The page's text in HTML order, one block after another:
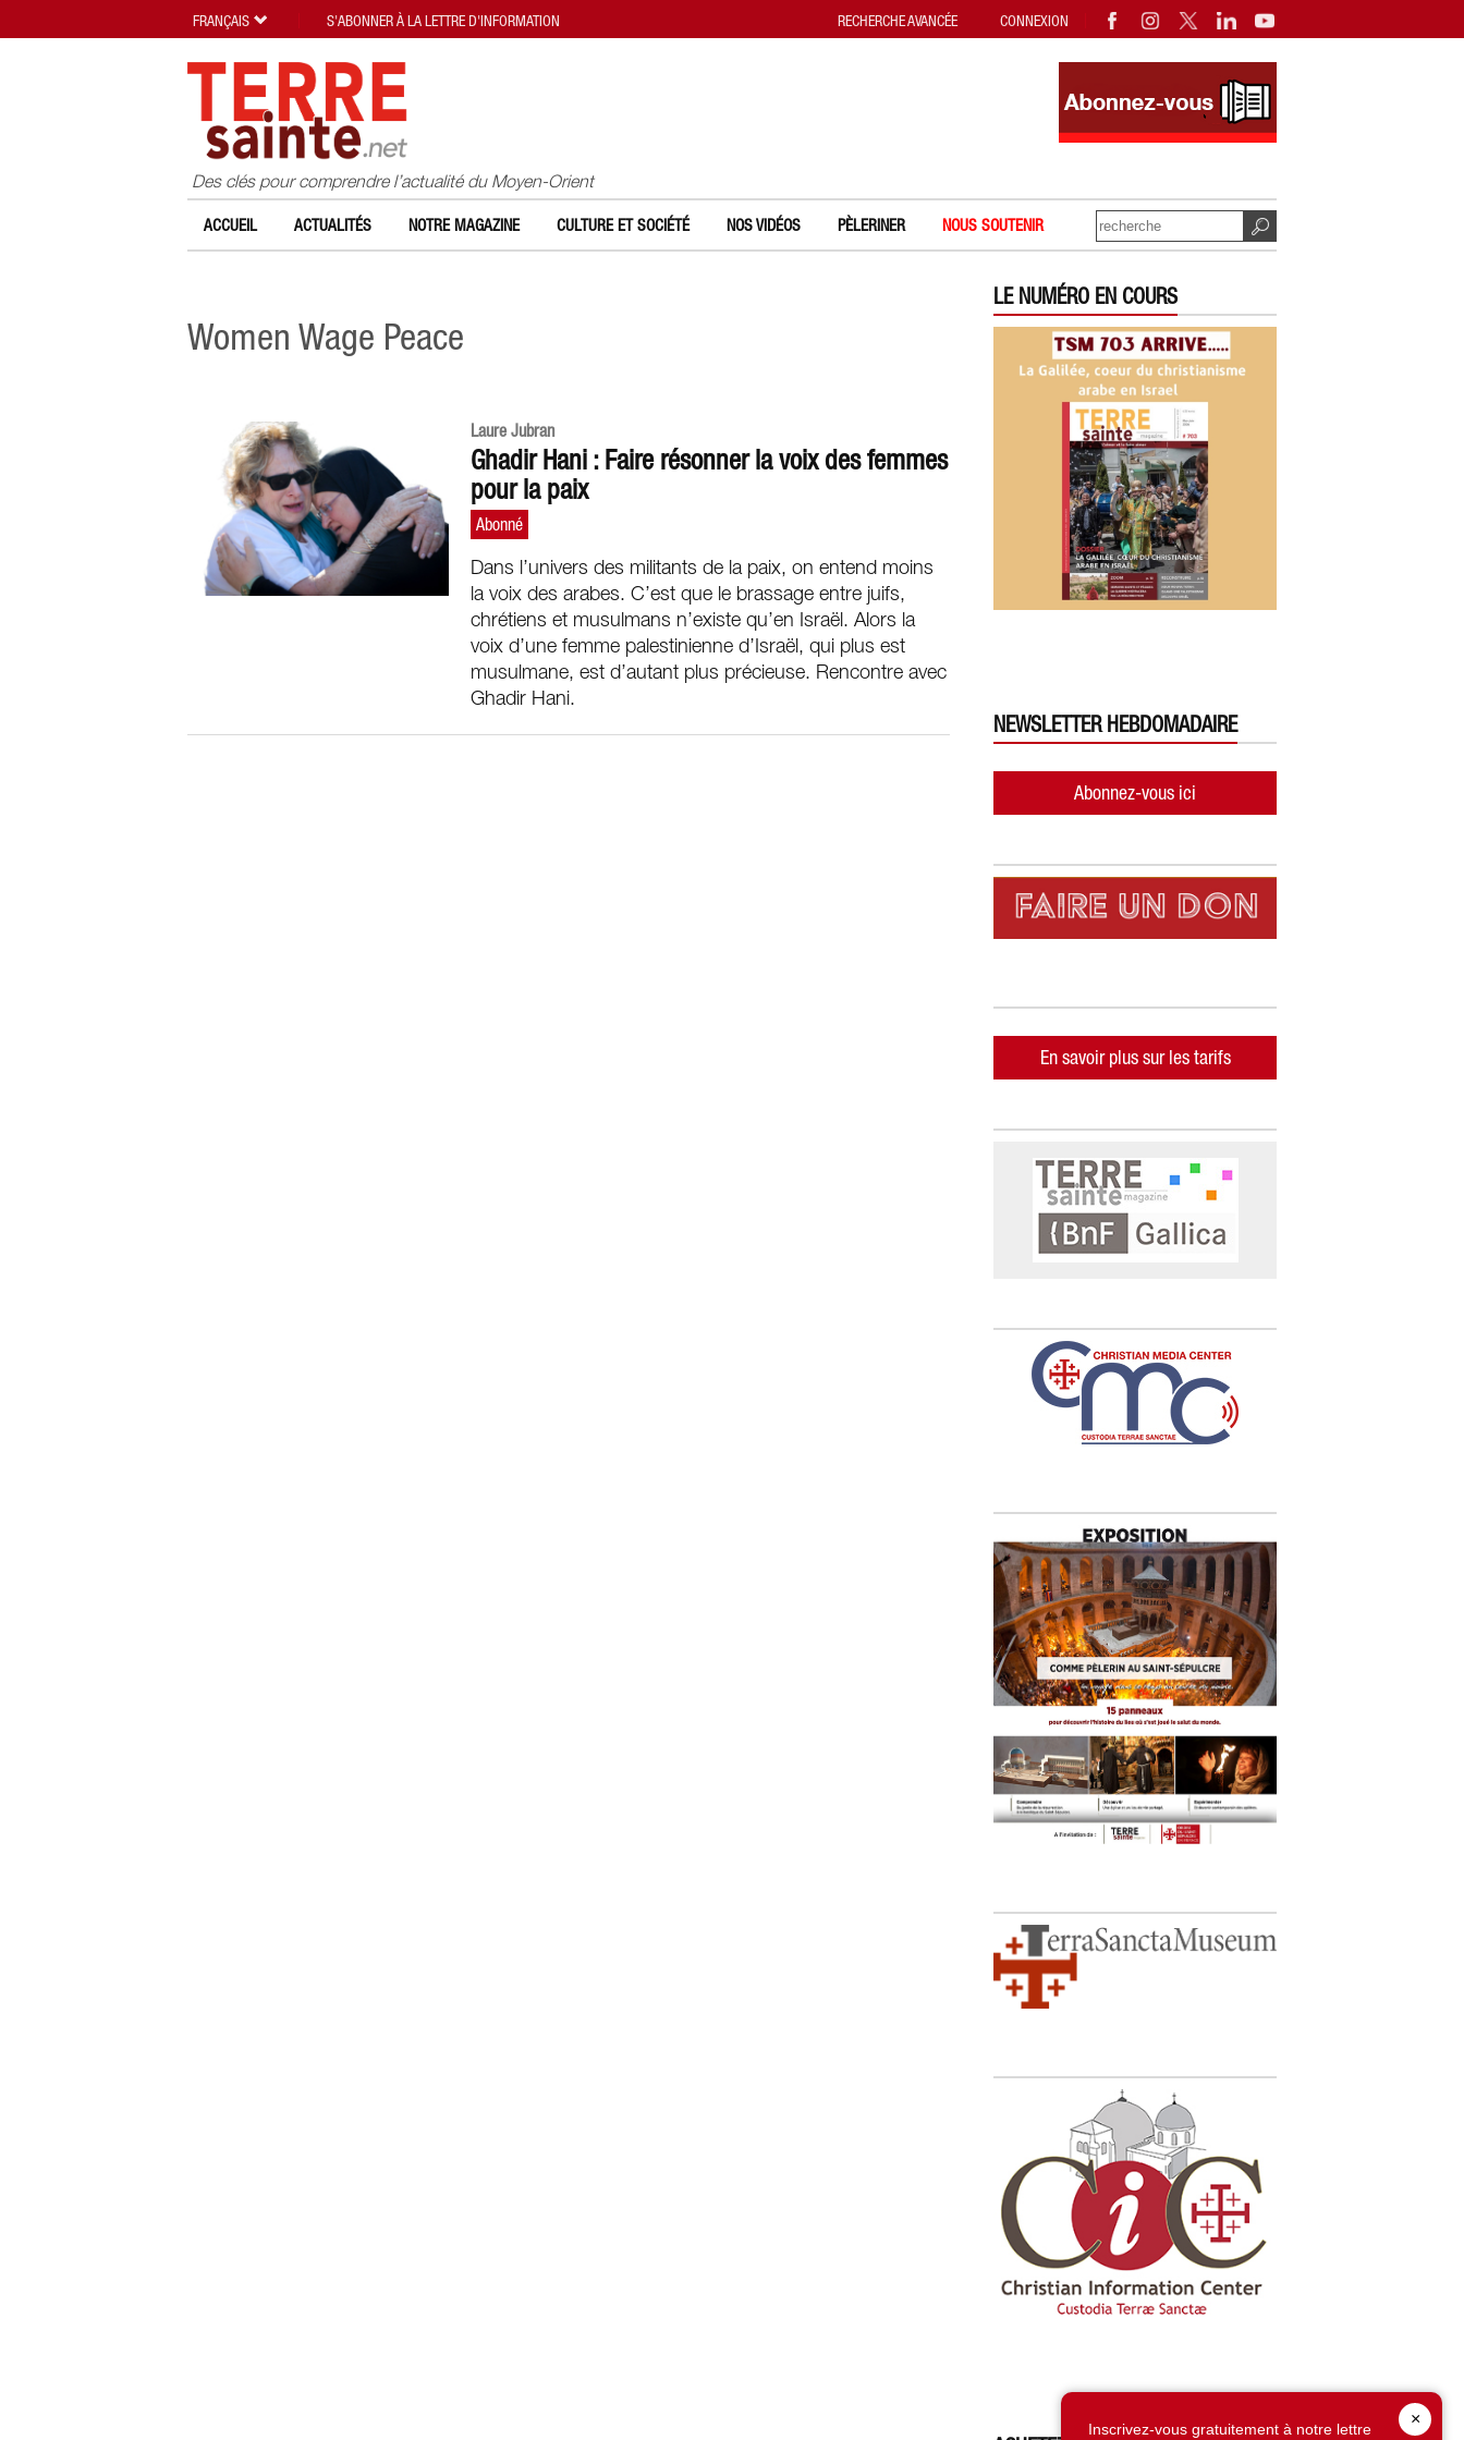
Des clés pour comprendre l’actualité du Moyen-Orient
ACCUEIL ACTUALITÉS NOTRE MAGAZINE CULTURE ET SOCIÉTÉ NOS VIDÉOS PÈLERINER NOUS SOUTENIR
Women Wage Peace
Laure Jubran
Ghadir Hani : Faire résonner la voix des femmes
pour la paix
Dans l’univers des militants de la paix, on entend moins
la voix des arabes. C’est que le brassage entre juifs,
chrétiens et musulmans n’existe qu’en Israël. Alors la
voix d’une femme palestinienne d’Israël, qui plus est
musulmane, est d’autant plus précieuse. Rencontre avec
Ghadir Hani.
LE NUMÉRO EN COURS
NEWSLETTER HEBDOMADAIRE
Abonnez-vous ici
En savoir plus sur les tarifs
×
Inscrivez-vous gratuitement à notre lettre
RECHERCHE AVANCÉE CONNEXION
FRANÇAIS S'ABONNER À LA LETTRE D'INFORMATION